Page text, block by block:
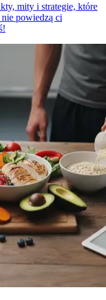
mity i strategie, które
powiedzą ci